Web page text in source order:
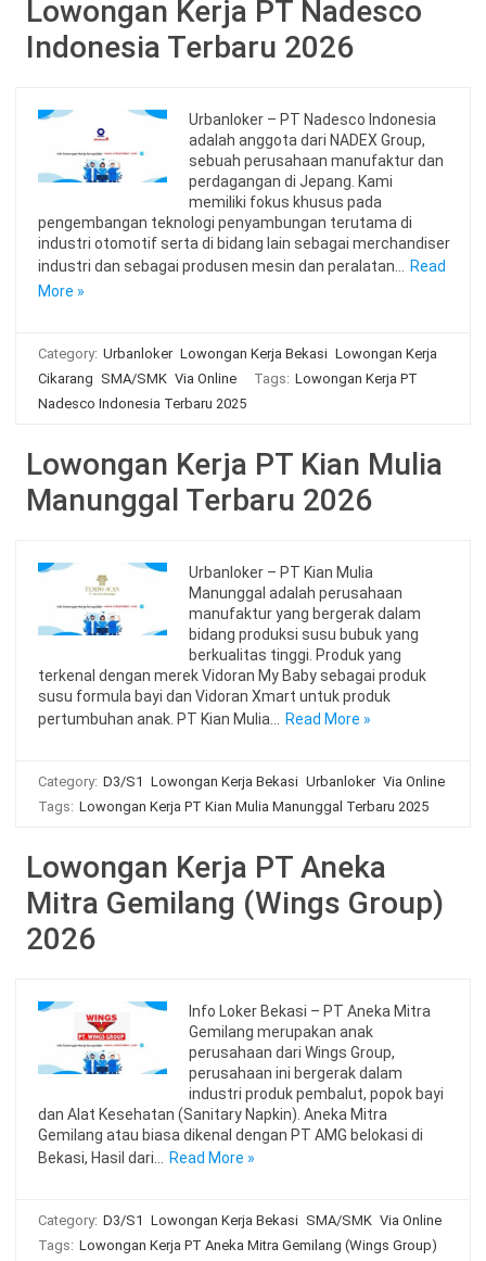
Lowongan Kerja PT Nadesco
Indonesia Terbaru 2026
Urbanloker – PT Nadesco Indonesia
adalah anggota dari NADEX Group,
sebuah perusahaan manufaktur dan
perdagangan di Jepang. Kami
memiliki fokus khusus pada
pengembangan teknologi penyambungan terutama di
industri otomotif serta di bidang lain sebagai merchandiser
industri dan sebagai produsen mesin dan peralatan…
Read
More »
Category: Urbanloker Lowongan Kerja Bekasi Lowongan Kerja
Cikarang SMA/SMK Via Online Tags: Lowongan Kerja PT
Nadesco Indonesia Terbaru 2025
Lowongan Kerja PT Kian Mulia
Manunggal Terbaru 2026
Urbanloker – PT Kian Mulia
Manunggal adalah perusahaan
manufaktur yang bergerak dalam
bidang produksi susu bubuk yang
berkualitas tinggi. Produk yang
terkenal dengan merek Vidoran My Baby sebagai produk
susu formula bayi dan Vidoran Xmart untuk produk
pertumbuhan anak. PT Kian Mulia…
Read More »
Category: D3/S1 Lowongan Kerja Bekasi Urbanloker Via Online
Tags: Lowongan Kerja PT Kian Mulia Manunggal Terbaru 2025
Lowongan Kerja PT Aneka
Mitra Gemilang (Wings Group)
2026
Info Loker Bekasi – PT Aneka Mitra
Gemilang merupakan anak
perusahaan dari Wings Group,
perusahaan ini bergerak dalam
industri produk pembalut, popok bayi
dan Alat Kesehatan (Sanitary Napkin). Aneka Mitra
Gemilang atau biasa dikenal dengan PT AMG belokasi di
Bekasi, Hasil dari…
Read More »
Category: D3/S1 Lowongan Kerja Bekasi SMA/SMK Via Online
Tags: Lowongan Kerja PT Aneka Mitra Gemilang (Wings Group)